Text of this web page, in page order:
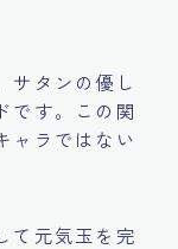
サタンの優し
です。この関
ャラではない
て元気玉を完